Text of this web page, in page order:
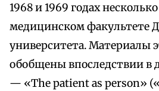
1968 и 1969 годах
медицинском факультете
университета. Материалы
обобщены впоследствии в
— «The patient as person»